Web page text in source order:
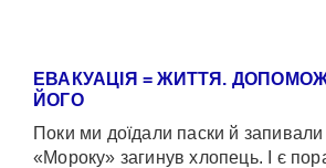
ЕВАКУАЦІЯ = ЖИТТЯ.
ЙОГО
Поки ми доїдали паски й
«Мороку» загинув хлопець. І є